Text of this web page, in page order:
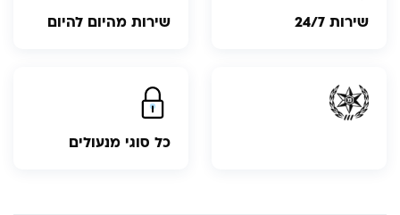
שירות 24/7 שירות מהיום להיום
כל סוגי מנעולים